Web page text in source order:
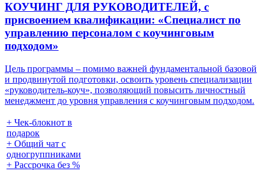
КОУЧИНГ ДЛЯ РУКОВОДИТЕЛЕЙ, с
присвоением квалификации: «Специалист по
управлению персоналом с коучинговым
подходом»
Цель программы – помимо важней фундаментальной базовой
и продвинутой подготовки, освоить уровень специализации
«руководитель-коуч», позволяющий повысить личностный
менеджмент до уровня управления с коучинговым подходом.
+ Чек-блокнот в
подарок
+ Общий чат с
одногруппниками
+ Рассрочка без %